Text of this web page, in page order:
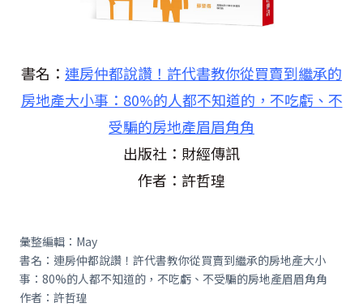
書名： 連房仲都說讚！許代書教你從買賣到繼承的
房地產大小事：80%的人都不知道的，不吃虧、不
受騙的房地產眉眉角角
出版社：財經傳訊
作者：許哲瑝
彙整編輯： May
書名：連房仲都說讚！許代書教你從買賣到繼承的房地產大小
事： 80%的人都不知道的，不吃虧、不受騙的房地產眉眉角角
作者：許哲瑝